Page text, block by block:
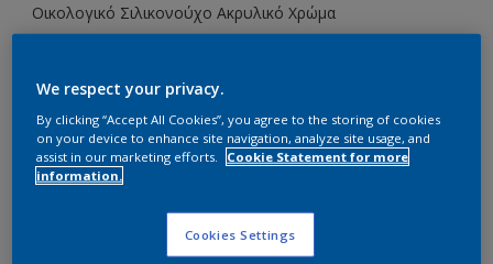
Οικολογικό Σιλικονούχο Ακρυλικό Χρώμα
Συσκευασία
2.9L
Υπολογισμός χρώματος
We respect your privacy.
By clicking “Accept All Cookies”, you agree to the storing of cookies
on your device to enhance site navigation, analyze site usage, and
assist in our marketing efforts.
Cookie Statement for more
information.
Cookies Settings